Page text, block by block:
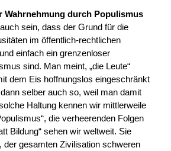
Wahrnehmung durch Populismus
sein, dass der Grund für die
im öffentlich-rechtlichen
einfach ein grenzenloser
sind. Man meint, „die Leute“
dem Eis hoffnungslos eingeschränkt
selber auch so, weil man damit
Haltung kennen wir mittlerweile
die verheerenden Folgen
Bildung“ sehen wir weltweit. Sie
der gesamten Zivilisation schweren